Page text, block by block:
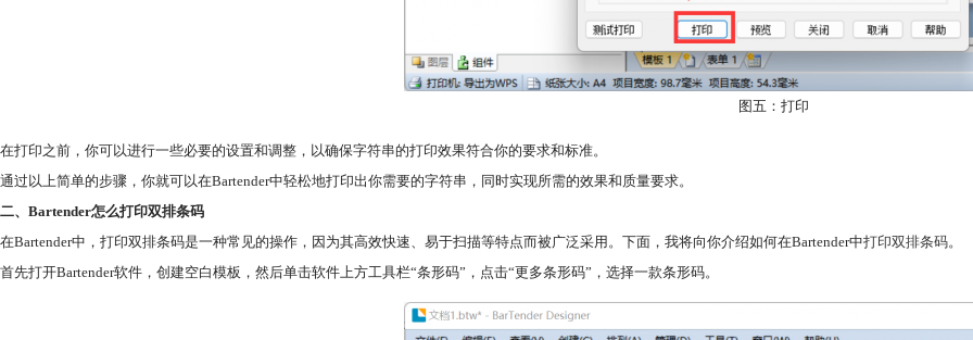
图五：打印
在打印之前，你可以进行一些必要的设置和调整，以确保字符串的打印效果符合你的要求和标准。
通过以上简单的步骤，你就可以在Bartender中轻松地打印出你需要的字符串，同时实现所需的效果和质量要求。
二、Bartender怎么打印双排条码
在Bartender中，打印双排条码是一种常见的操作，因为其高效快速、易于扫描等特点而被广泛采用。下面，我将向你介绍如何在Bartender中打印双排条码。
首先打开Bartender软件，创建空白模板，然后单击软件上方工具栏“条形码”，点击“更多条形码”，选择一款条形码。